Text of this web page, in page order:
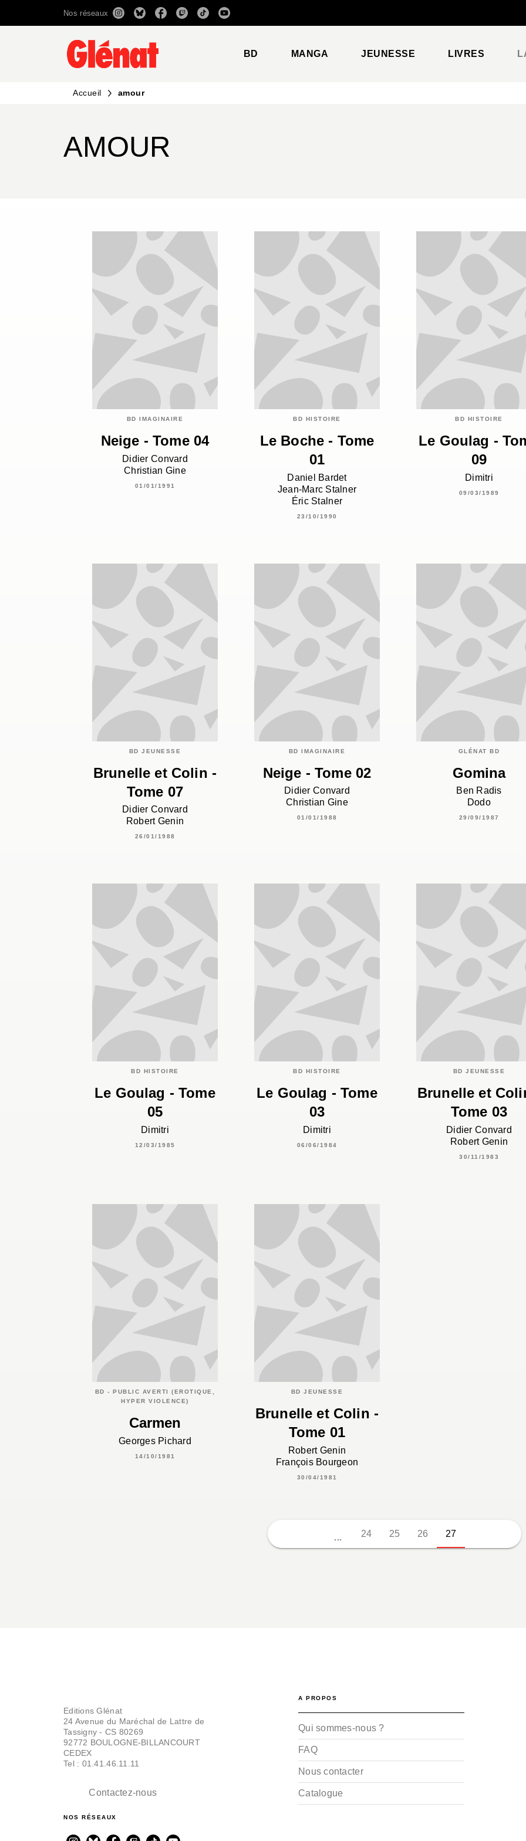
RECHERCHE CONTENU
Nos réseaux
BD MANGA JEUNESSE LIVRES
Accueil amour
AMOUR
BD IMAGINAIRE
Neige - Tome 04
Didier Convard
Christian Gine
01/01/1991
BD HISTOIRE
Le Boche - Tome
01
Daniel Bardet
Jean-Marc Stalner
Éric Stalner
23/10/1990
BD HISTOIRE
Le Goulag -
09
Dimitri
09/03/1989
BD JEUNESSE
Brunelle et Colin -
Tome 07
Didier Convard
Robert Genin
26/01/1988
BD IMAGINAIRE
Neige - Tome 02
Didier Convard
Christian Gine
01/01/1988
GLÉNAT BD
Gomina
Ben Radis
Dodo
29/09/1987
BD HISTOIRE
Le Goulag - Tome
05
Dimitri
12/03/1985
BD HISTOIRE
Le Goulag - Tome
03
Dimitri
06/06/1984
BD JEUNESSE
Brunelle et
Tome 03
Didier Convard
Robert Genin
30/11/1983
BD - PUBLIC AVERTI (EROTIQUE,
HYPER VIOLENCE)
Carmen
Georges Pichard
14/10/1981
BD JEUNESSE
Brunelle et Colin -
Tome 01
Robert Genin
François Bourgeon
30/04/1981
... 24 25 26 27
Editions Glénat
24 Avenue du Maréchal de Lattre de
Tassigny - CS 80269
92772 BOULOGNE-BILLANCOURT
CEDEX
Tel : 01.41.46.11.11
Contactez-nous
NOS RÉSEAUX
A PROPOS
Qui sommes-nous ?
FAQ
Nous contacter
Catalogue